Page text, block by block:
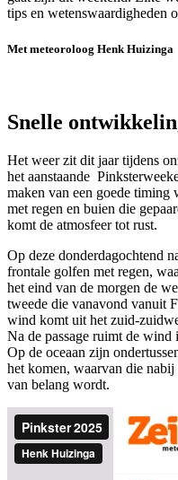
tips en wetenswaardigheden
Met meteoroloog Henk Huizinga
Snelle
Het weer zit dit jaar tijdens
het aanstaande
maken van een goede timing
met regen en buien die
komt de atmosfeer tot rust.
Op deze donderdagochtend
frontale golfen met regen,
het eind van de morgen de
tweede die vanavond vanuit
wind komt uit het zuid-
Na de passage ruimt de wind
Op de oceaan zijn
het komen, waarvan die
van belang wordt.